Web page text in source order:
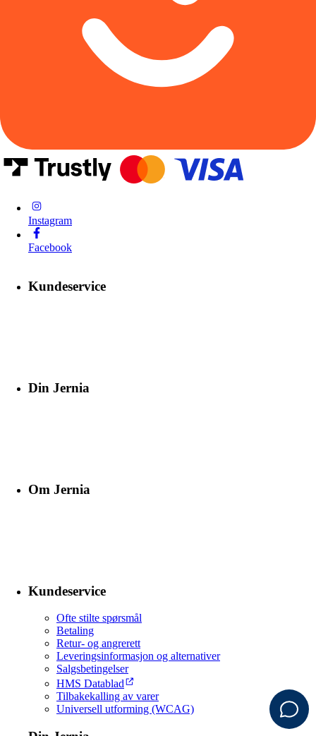
Instagram
Facebook
Kundeservice
Din Jernia
Om Jernia
Kundeservice
Ofte stilte spørsmål
Betaling
Retur- og angrerett
Leveringsinformasjon og alternativer
Salgsbetingelser
HMS Datablad
Tilbakekalling av varer
Universell utforming (WCAG)